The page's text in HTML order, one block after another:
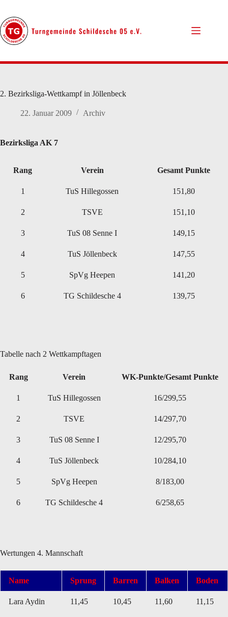
springen
2. Bezirksliga-Wettkampf in Jöllenbeck
22. Januar 2009 Archiv
Bezirksliga AK 7
Rang Verein Gesamt Punkte
1 TuS Hillegossen 151,80
2 TSVE 151,10
3 TuS 08 Senne I 149,15
4 TuS Jöllenbeck 147,55
5 SpVg Heepen 141,20
6 TG Schildesche 4 139,75
Tabelle nach 2 Wettkampftagen
Rang Verein WK-Punkte/Gesamt Punkte
1 TuS Hillegossen 16/299,55
2 TSVE 14/297,70
3 TuS 08 Senne I 12/295,70
4 TuS Jöllenbeck 10/284,10
5 SpVg Heepen 8/183,00
6 TG Schildesche 4 6/258,65
Wertungen 4. Mannschaft
Name Sprung Barren Balken Boden
Lara Aydin 11,45 10,45 11,60 11,15